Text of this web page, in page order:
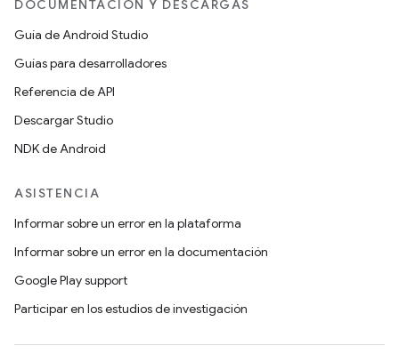
DOCUMENTACIÓN Y DESCARGAS
Guía de Android Studio
Guías para desarrolladores
Referencia de API
Descargar Studio
NDK de Android
ASISTENCIA
Informar sobre un error en la plataforma
Informar sobre un error en la documentación
Google Play support
Participar en los estudios de investigación